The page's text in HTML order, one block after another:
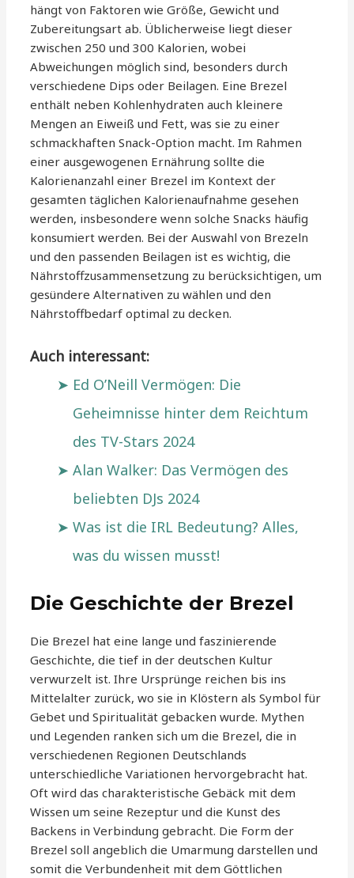
hängt von Faktoren wie Größe, Gewicht und
Zubereitungsart ab. Üblicherweise liegt dieser
zwischen 250 und 300 Kalorien, wobei
Abweichungen möglich sind, besonders durch
verschiedene Dips oder Beilagen. Eine Brezel
enthält neben Kohlenhydraten auch kleinere
Mengen an Eiweiß und Fett, was sie zu einer
schmackhaften Snack-Option macht. Im Rahmen
einer ausgewogenen Ernährung sollte die
Kalorienanzahl einer Brezel im Kontext der
gesamten täglichen Kalorienaufnahme gesehen
werden, insbesondere wenn solche Snacks häufig
konsumiert werden. Bei der Auswahl von Brezeln
und den passenden Beilagen ist es wichtig, die
Nährstoffzusammensetzung zu berücksichtigen, um
gesündere Alternativen zu wählen und den
Nährstoffbedarf optimal zu decken.
Auch interessant:
Ed O’Neill Vermögen: Die
Geheimnisse hinter dem Reichtum
des TV-Stars 2024
Alan Walker: Das Vermögen des
beliebten DJs 2024
Was ist die IRL Bedeutung? Alles,
was du wissen musst!
Die Geschichte der Brezel
Die Brezel hat eine lange und faszinierende
Geschichte, die tief in der deutschen Kultur
verwurzelt ist. Ihre Ursprünge reichen bis ins
Mittelalter zurück, wo sie in Klöstern als Symbol für
Gebet und Spiritualität gebacken wurde. Mythen
und Legenden ranken sich um die Brezel, die in
verschiedenen Regionen Deutschlands
unterschiedliche Variationen hervorgebracht hat.
Oft wird das charakteristische Gebäck mit dem
Wissen um seine Rezeptur und die Kunst des
Backens in Verbindung gebracht. Die Form der
Brezel soll angeblich die Umarmung darstellen und
somit die Verbundenheit mit dem Göttlichen